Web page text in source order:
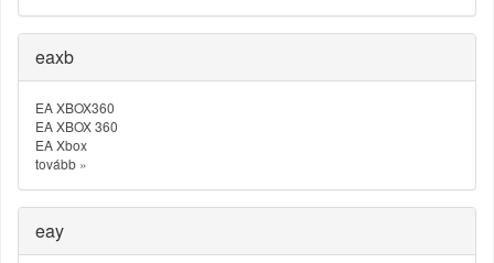
eaxb
EA XBOX360
EA XBOX 360
EA Xbox
tovább »
eay